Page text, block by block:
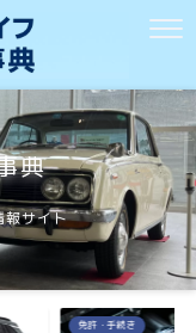
典
報サイト
免許・手続き